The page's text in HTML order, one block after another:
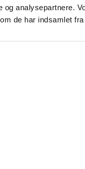
og analysepartnere.
de har indsamlet